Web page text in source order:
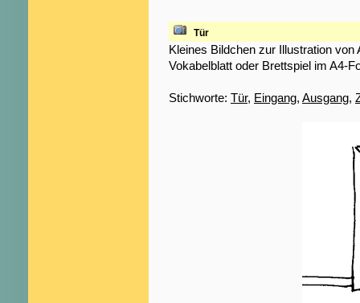
Tür
Kleines Bildchen zur Illustration
Vokabelblatt oder Brettspiel im A4-
Stichworte: Tür, Eingang, Ausgang,